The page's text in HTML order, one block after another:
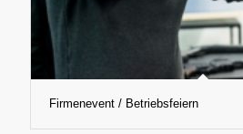
Firmenevent / Betriebsfeiern